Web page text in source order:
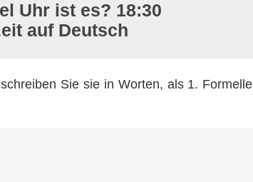
Uhr ist es? 18:30
auf Deutsch
Sie sie in Worten, als 1. Formelle